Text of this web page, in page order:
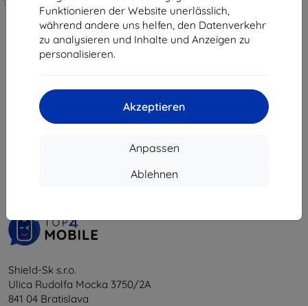
Funktionieren der Website unerlässlich,
während andere uns helfen, den Datenverkehr
zu analysieren und Inhalte und Anzeigen zu
personalisieren.
Akzeptieren
Anpassen
Ablehnen
hergestellt
19,90 €
17,91 €
9,81 €
Auf Lager > 5 Stk.
vom ganzen6.
Shield-Sk s.r.o.
Ulica Rudolfa Mocka 3750/2A
841 04 Bratislava